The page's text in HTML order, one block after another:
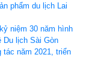
phẩm du lịch Lai
niệm 30 năm hình
Du lịch Sài Gòn
tác năm 2021, triển